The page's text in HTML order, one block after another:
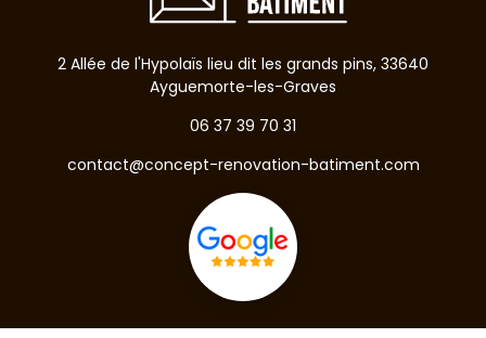
2 Allée de l'Hypolaïs lieu dit les grands pins, 33640
Ayguemorte-les-Graves
06 37 39 70 31
contact@concept-renovation-batiment.com